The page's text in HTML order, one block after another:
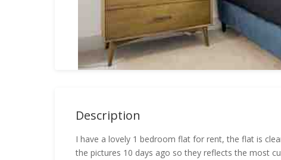
Description
I have a lovely 1 bedroom flat for rent, the flat is
the pictures 10 days ago so they reflects the most